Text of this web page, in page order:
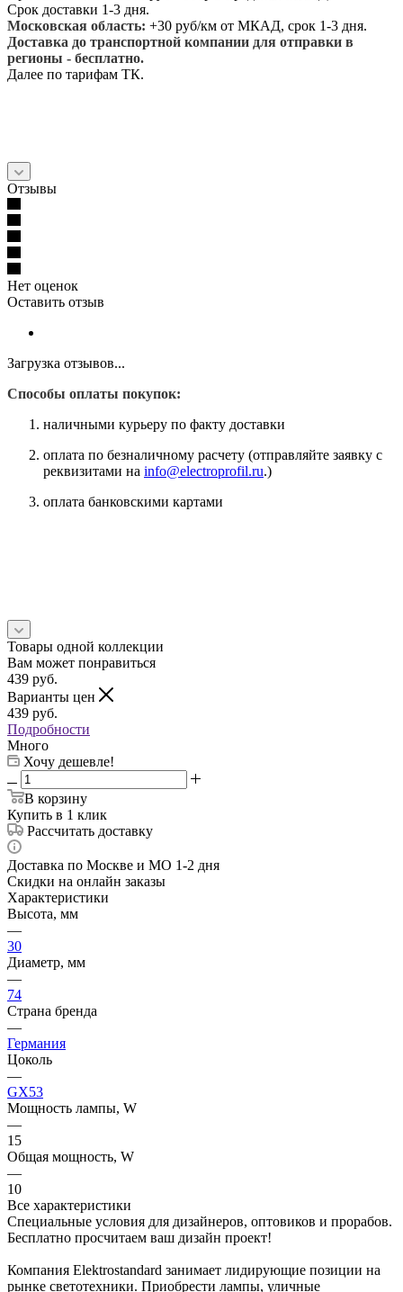
Срок доставки 1-3 дня.
Московская область: +30 руб/км от МКАД, срок 1-3 дня.
Доставка до транспортной компании для отправки в
регионы - бесплатно.
Далее по тарифам ТК.
Отзывы
Нет оценок
Оставить отзыв
Загрузка отзывов...
Способы оплаты покупок:
наличными курьеру по факту доставки
оплата по безналичному расчету (отправляйте заявку с
реквизитами на info@electroprofil.ru.)
оплата банковскими картами
Товары одной коллекции
Вам может понравиться
439 руб.
Варианты цен
439 руб.
Подробности
Много
Хочу дешевле!
В корзину
Купить в 1 клик
Рассчитать доставку
Доставка по Москве и МО 1-2 дня
Скидки на онлайн заказы
Характеристики
Высота, мм
—
30
Диаметр, мм
—
74
Страна бренда
—
Германия
Цоколь
—
GX53
Мощность лампы, W
—
15
Общая мощность, W
—
10
Все характеристики
Специальные условия для дизайнеров, оптовиков и прорабов.
Бесплатно просчитаем ваш дизайн проект!
Компания Elektrostandard занимает лидирующие позиции на
рынке светотехники. Приобрести лампы, уличные